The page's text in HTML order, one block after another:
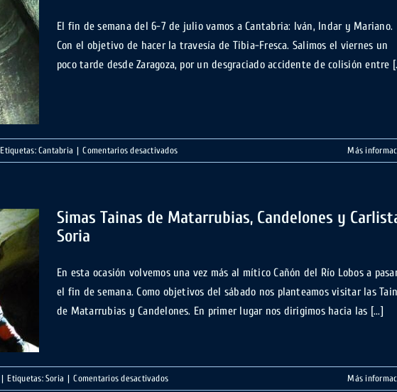
El fin de semana del 6-7 de julio vamos a Cantabria: Iván, Indar y Mariano.
Con el objetivo de hacer la travesía de Tibia-Fresca. Salimos el viernes un
poco tarde desde Zaragoza, por un desgraciado accidente de colisión entre
Etiquetas: Cantabria | Comentarios desactivadosen
Travesía
–
Más
Simas Tainas de Matarrubias, Candelones y
Soria
En esta ocasión volvemos una vez más al mítico Cañón del Río Lobos a
el fin de semana. Como objetivos del sábado nos planteamos visitar las
de Matarrubias y Candelones. En primer lugar nos dirigimos hacia las [...]
| Etiquetas: Soria | Comentarios desactivadosen
Más